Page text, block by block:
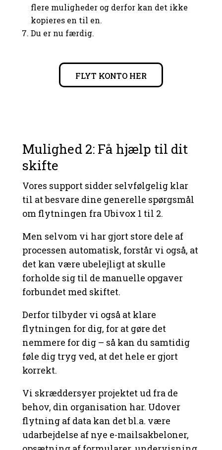
flere muligheder og derfor kan det ikke
kopieres en til en.
Du er nu færdig.
FLYT KONTO HER
Mulighed 2: Få hjælp til dit
skifte
Vores support sidder selvfølgelig klar
til at besvare dine generelle spørgsmål
om flytningen fra Ubivox 1 til 2.
Men selvom vi har gjort store dele af
processen automatisk, forstår vi også, at
det kan være ubelejligt at skulle
forholde sig til de manuelle opgaver
forbundet med skiftet.
Derfor tilbyder vi også at klare
flytningen for dig, for at gøre det
nemmere for dig – så kan du samtidig
føle dig tryg ved, at det hele er gjort
korrekt.
Vi skræddersyer projektet ud fra de
behov, din organisation har. Udover
flytning af data kan det bl.a. være
udarbejdelse af nye e-mailsakbeloner,